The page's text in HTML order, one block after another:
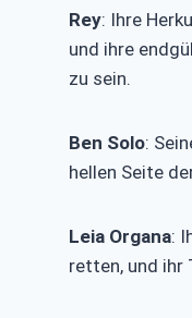
Rey: Ihre
und ihre
zu sein.
Ben Solo:
hellen Seite
Leia Organa:
retten, und ihr